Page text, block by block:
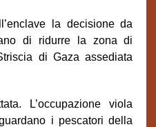
la decisione da
di ridurre la zona di
di Gaza assediata
L’occupazione viola
i pescatori della